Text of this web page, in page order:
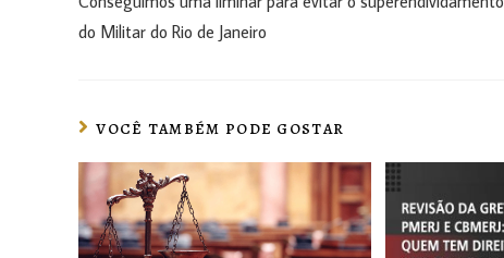
do Militar do Rio de Janeiro
VOCÊ TAMBÉM PODE GOSTAR